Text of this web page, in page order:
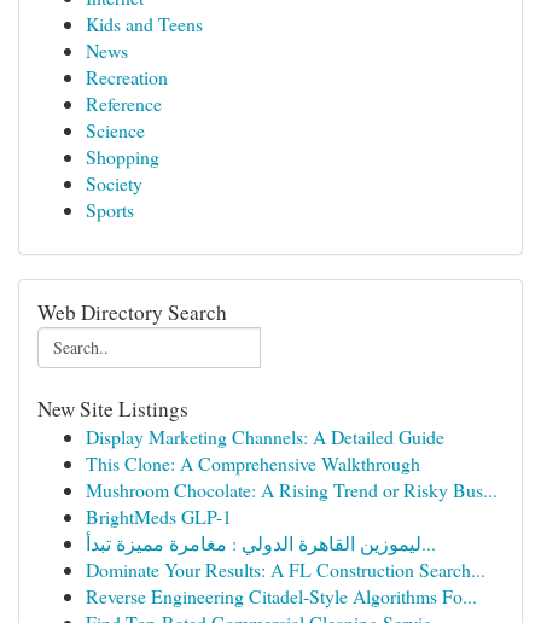
Kids and Teens
News
Recreation
Reference
Science
Shopping
Society
Sports
Web Directory Search
New Site Listings
Display Marketing Channels: A Detailed Guide
This Clone: A Comprehensive Walkthrough
Mushroom Chocolate: A Rising Trend or Risky Bus...
BrightMeds GLP-1
ليموزين القاهرة الدولي : مغامرة مميزة تبدأ...
Dominate Your Results: A FL Construction Search...
Reverse Engineering Citadel-Style Algorithms Fo...